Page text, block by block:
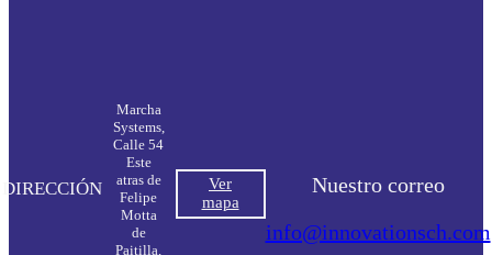
DIRECCIÓN
Marcha
Systems,
Calle 54
Este
atras de
Felipe
Motta
de
Paitilla,
Ver
mapa
Nuestro correo
info@innovationsch.com